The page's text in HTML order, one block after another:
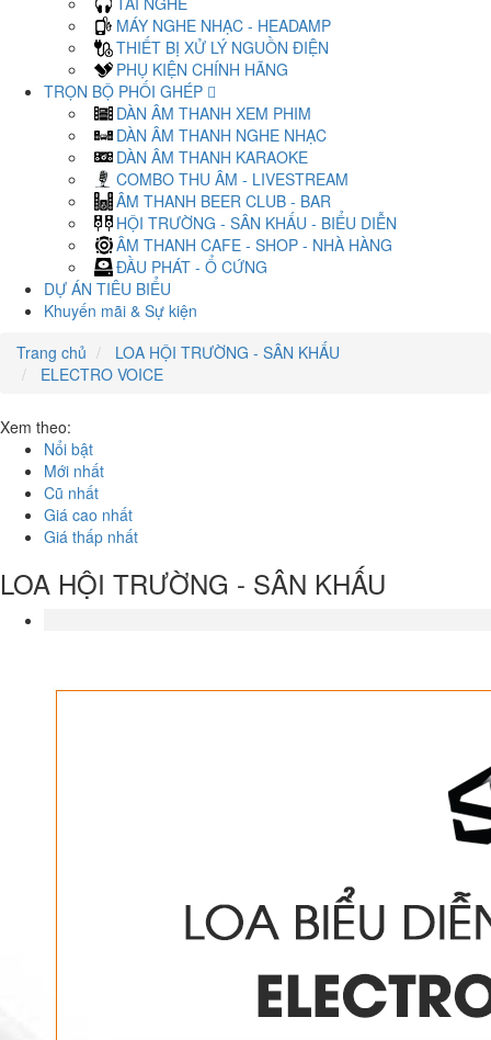
MÁY NGHE NHẠC - HEADAMP
THIẾT BỊ XỬ LÝ NGUỒN ĐIỆN
PHỤ KIỆN CHÍNH HÃNG
TRỌN BỘ PHỐI GHÉP
DÀN ÂM THANH XEM PHIM
DÀN ÂM THANH NGHE NHẠC
DÀN ÂM THANH KARAOKE
COMBO THU ÂM - LIVESTREAM
ÂM THANH BEER CLUB - BAR
HỘI TRƯỜNG - SÂN KHẤU - BIỂU DIỄN
ÂM THANH CAFE - SHOP - NHÀ HÀNG
ĐẦU PHÁT - Ổ CỨNG
DỰ ÁN TIÊU BIỂU
Khuyến mãi & Sự kiện
Trang chủ
LOA HỘI TRƯỜNG - SÂN KHẤU
ELECTRO VOICE
Xem theo:
Nổi bật
Mới nhất
Cũ nhất
Giá cao nhất
Giá thấp nhất
LOA HỘI TRƯỜNG - SÂN KHẤU